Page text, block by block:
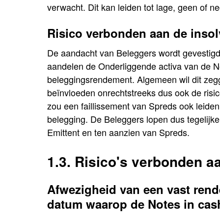
verwacht. Dit kan leiden tot lage, geen of
Risico verbonden aan de
De aandacht van Beleggers wordt
aandelen de Onderliggende activa van de
beleggingsrendement. Algemeen wil dit
beïnvloeden onrechtstreeks dus ook de
zou een faillissement van Spreds ook
belegging. De Beleggers lopen dus
Emittent en ten aanzien van Spreds.
1.3. Risico's verbonden
Afwezigheid van een vast
datum waarop de Notes in